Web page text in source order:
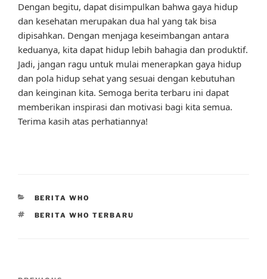
Dengan begitu, dapat disimpulkan bahwa gaya hidup
dan kesehatan merupakan dua hal yang tak bisa
dipisahkan. Dengan menjaga keseimbangan antara
keduanya, kita dapat hidup lebih bahagia dan produktif.
Jadi, jangan ragu untuk mulai menerapkan gaya hidup
dan pola hidup sehat yang sesuai dengan kebutuhan
dan keinginan kita. Semoga berita terbaru ini dapat
memberikan inspirasi dan motivasi bagi kita semua.
Terima kasih atas perhatiannya!
CATEGORIES
BERITA WHO
TAGS
BERITA WHO TERBARU